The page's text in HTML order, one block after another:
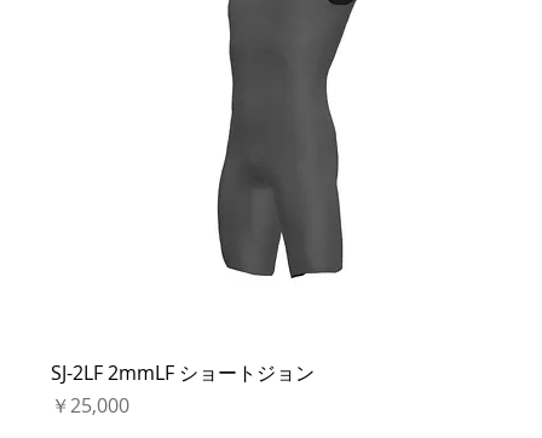
SJ-2LF 2mmLF ショートジョン
価格
￥25,000